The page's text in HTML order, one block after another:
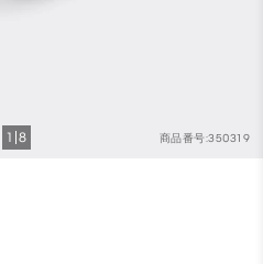
商品番号:350319
1 8